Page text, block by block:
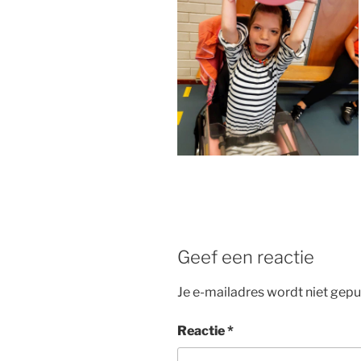
Geef een reactie
Je e-mailadres wordt niet
Reactie*